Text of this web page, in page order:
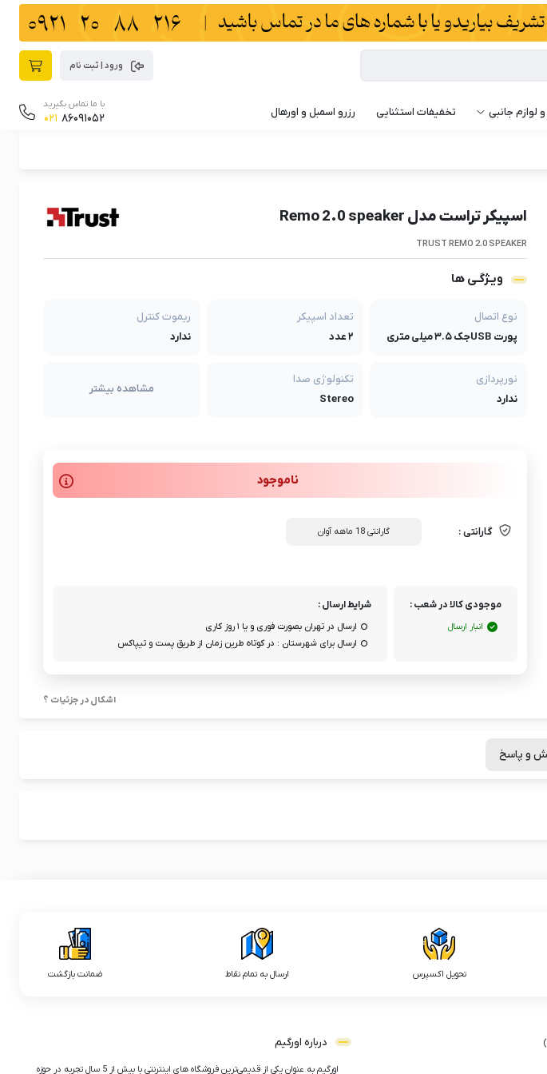
ورود | ثبت نام
لوازم جانبی تخفیفات استثنایی رزرو اسمبل و اورهال
با ما تماس بگیرید
021 86091052
اسپیکر تراست مدل Remo 2.0 speaker
TRUST REMO 2.0 SPEAKER
ویـژگـی ها
نوع اتصال
پورت USB
جک ۳.۵ میلی متری
تعداد اسپیکر
۲ عدد
ریموت کنترل
ندارد
نورپردازی
ندارد
تکنولوژی صدا
Stereo
مشاهده بیشتر
ناموجود
گارانتی : گارانتی 18 ماهه آوان
موجودی کالا در شعب :
انبار ارسال
شرایط ارسال :
ارسال در تهران بصورت فوری و یا ۱ روز کاری
ارسال برای شهرستان : در کوتاه طرین زمان از طریق پست و تیپاکس
اشکال در جزئیات ؟
و پاسخ
تحویل اکسپرس ارسال به تمام نقاط ضمانت بازگشت
) درباره اورگیم
اورگیم به عنوان یکی از قدیمی‌ترین فروشگاه های اینترنتی با بیش از 5 سال تجربه در حوزه